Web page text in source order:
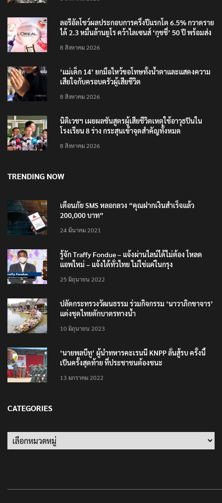
ลอรีอัลโชว์ผลประกอบการครึ่งปีแรกโต 6.5% กวาดราย
ได้ 2.3 หมื่นล้านยูโร คว้าไลเซนส์ ‘กุชชี่’ 50 ปี พร้อมส่ง
8 สิงหาคม 2026
‘แม่เด็ก 14’ ยกมือไหว้ขอโทษทั้งน้ำตาและแสดงความ
เสียใจกับครอบครัวผู้เสียชีวิต
8 สิงหาคม 2026
นิติเวชฯ เผยผลชันสูตรผู้เสียชีวิตเหตุใช้อาวุธปืนใน
โรงเรียน 8 ร่าง กระสุนเข้าจุดสำคัญทั้งหมด
8 สิงหาคม 2026
TRENDING NOW
เตือนภัย SMS หลอกลวง “คุณฝากเงินสำเร็จแล้ว
200,000 บาท”
24 มีนาคม 2021
รู้จัก Traffy Fondue – แจ้งผ่านไลน์ได้ไม่ต้อง โหลด
แอพใหม่ – แจ้งได้ทั่วไทย ไม่ใช่แค่ในกรุง
25 มิถุนายน 2022
ปลัดกระทรวงวัฒนธรรม ร่วมกิจกรรม ‘นาวาภิกขาจาร’
แต่งชุดไทยตักบาตรทางน้ำ
10 มิถุนายน 2023
‘นายพลบีทู’ ผู้นำทหารคะเรนนี KNPP ลั่นสู้รบ ครั้งนี้
เป็นครั้งสุดท้าย ที่ประชาชนต้องชนะ
13 มกราคม 2022
CATEGORIES
Categories